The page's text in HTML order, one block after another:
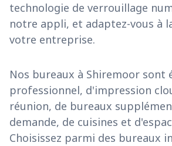
technologie de verrouillage
notre appli, et adaptez-vous à
votre entreprise.
Nos bureaux à Shiremoor sont
professionnel, d'impression
réunion, de bureaux
demande, de cuisines et
Choisissez parmi des bureaux